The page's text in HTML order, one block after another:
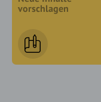
vorschlagen